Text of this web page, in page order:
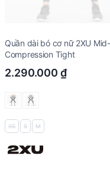
Quần dài bó cơ nữ 2XU
Compression Tight
2.290.000 ₫
XS S M